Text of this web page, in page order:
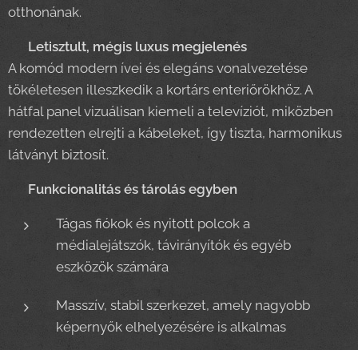
otthonának.
Letisztult, mégis luxus megjelenés
A komód modern ívei és elegáns vonalvezetése
tökéletesen illeszkedik a kortárs enteriőrökhöz. A
hátfal panel vizuálisan kiemeli a televíziót, miközben
rendezetten elrejti a kábeleket, így tiszta, harmonikus
látványt biztosít.
Funkcionalitás és tárolás egyben
Tágas fiókok és nyitott polcok a
médialejátszók, távirányítók és egyéb
eszközök számára
Masszív, stabil szerkezet, amely nagyobb
képernyők elhelyezésére is alkalmas